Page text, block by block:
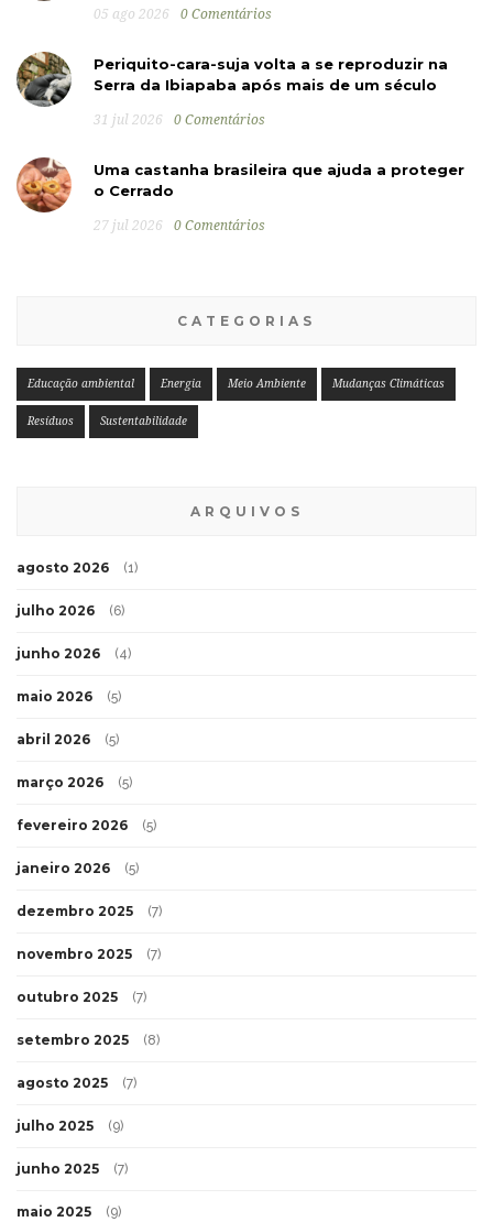
05 ago 2026 0 Comentários
Periquito-cara-suja volta a se reproduzir na
Serra da Ibiapaba após mais de um século
31 jul 2026 0 Comentários
Uma castanha brasileira que ajuda a proteger
o Cerrado
27 jul 2026 0 Comentários
CATEGORIAS
Educação ambiental Energia Meio Ambiente Mudanças Climáticas
Resíduos Sustentabilidade
ARQUIVOS
agosto 2026 (1)
julho 2026 (6)
junho 2026 (4)
maio 2026 (5)
abril 2026 (5)
março 2026 (5)
fevereiro 2026 (5)
janeiro 2026 (5)
dezembro 2025 (7)
novembro 2025 (7)
outubro 2025 (7)
setembro 2025 (8)
agosto 2025 (7)
julho 2025 (9)
junho 2025 (7)
maio 2025 (9)